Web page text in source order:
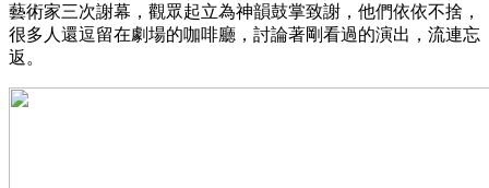
藝術家三次謝幕，觀眾起立為神韻鼓掌致謝，他們依依不捨，
很多人還逗留在劇場的咖啡廳，討論著剛看過的演出，流連忘
返。